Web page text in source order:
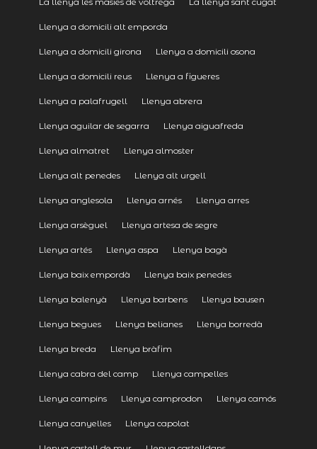
Llenya a domicili alt emporda
Llenya a domicili girona Llenya a domicili osona
Llenya a domicili reus Llenya a figueres
Llenya a palafrugell Llenya abrera
Llenya aguilar de segarra Llenya aiguafreda
Llenya almatret Llenya almoster
Llenya alt penedes Llenya alt urgell
Llenya anglesola Llenya arnés Llenya arres
Llenya arsèguel Llenya artesa de segre
Llenya artés Llenya aspa Llenya bagà
Llenya baix empordà Llenya baix penedes
Llenya balenyà Llenya barbens Llenya bausen
Llenya begues Llenya belianes Llenya borredà
Llenya breda Llenya bràfim
Llenya cabra del camp Llenya campelles
Llenya campins Llenya camprodon Llenya camós
Llenya canyelles Llenya capolat